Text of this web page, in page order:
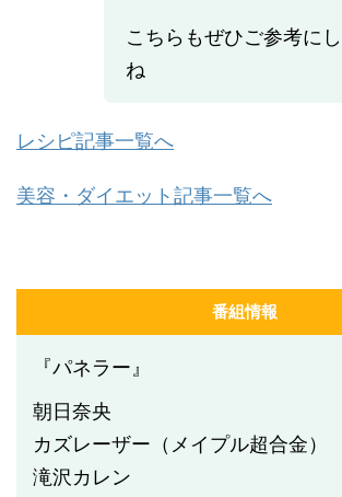
こちらもぜひご参考に
ね
レシピ記事一覧へ
美容・ダイエット記事一覧へ
番組情報
『パネラー』
朝日奈央
カズレーザー（メイプル超合金）
滝沢カレン